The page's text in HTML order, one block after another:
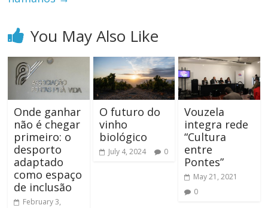
You May Also Like
Onde ganhar
não é chegar
primeiro: o
desporto
adaptado
como espaço
de inclusão
February 3,
O futuro do
vinho
biológico
July 4, 2024 0
Vouzela
integra rede
“Cultura
entre
Pontes”
May 21, 2021
0